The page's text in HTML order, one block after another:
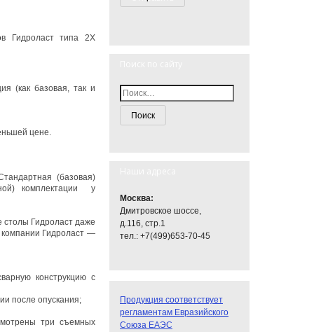
Гидроласт типа 2Х
(как базовая, так и
цене.
(базовая)
комплектации у
Гидроласт даже
компании Гидроласт —
конструкцию с
после опускания;
три съемных
Москва:
Дмитровское шоссе,
д.116, стр.1
тел.: +7(499)653-70-45
Продукция соответствует
регламентам Евразийского
Союза ЕАЭС